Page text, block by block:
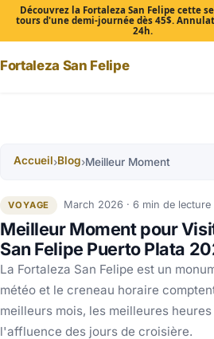
Découvrez la Fortaleza San Felipe cette
tours d'une demi-journée dès 45$.
24h.
Fortaleza San Felipe
Accueil›Blog›Meilleur Moment
VOYAGE March 2026 · 6 min de lecture
Meilleur Moment pour
San Felipe Puerto Plata
La Fortaleza San Felipe est un
météo et le creneau horaire
meilleurs mois, les meilleures
l'affluence des jours de croisière.